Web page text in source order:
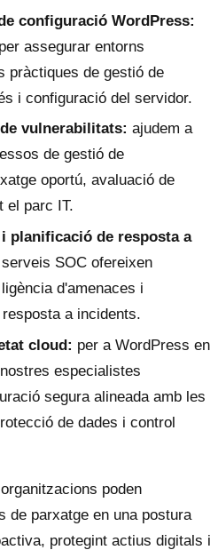
configuració WordPress:
assegurar entorns
pràctiques de gestió de
i configuració del servidor.
vulnerabilitats: ajudem a
de gestió de
oportú, avaluació de
el parc IT.
planificació de resposta a
SOC ofereixen
d'amenaces i
a incidents.
cloud: per a WordPress en
especialistes
segura alineada amb les
de dades i control
poden
de parxatge en una postura
protegint actius digitals i